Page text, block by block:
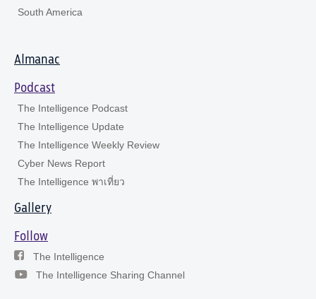
South America
Almanac
Podcast
The Intelligence Podcast
The Intelligence Update
The Intelligence Weekly Review
Cyber News Report
The Intelligence พาเที่ยว
Gallery
Follow
The Intelligence
The Intelligence Sharing Channel